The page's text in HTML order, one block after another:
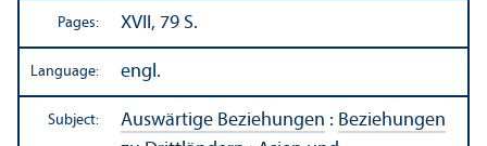
Pages: XVII, 79 S.
Language: engl.
Subject: Auswärtige Beziehungen : Beziehungen